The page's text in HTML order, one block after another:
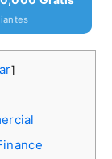
]